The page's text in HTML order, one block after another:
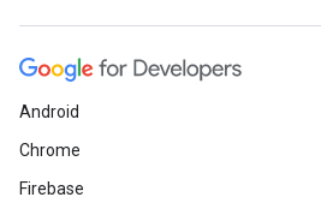
Android
Chrome
Firebase